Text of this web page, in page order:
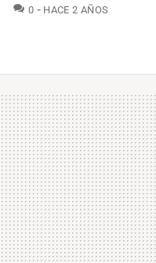
0 COMENTARIOS
HACE 2 AÑOS